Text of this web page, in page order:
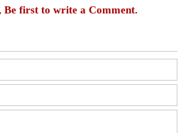
Be first to write a Comment.